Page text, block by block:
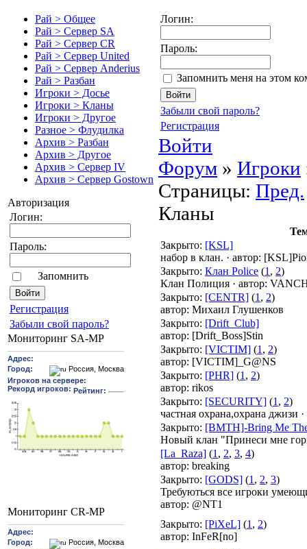
Рай > Общее
Рай > Сервер SA
Рай > Сервер CR
Рай > Сервер United
Рай > Сервер Anderius
Рай > Разбан
Игроки > Досье
Игроки > Кланы
Игроки > Другое
Разное > Флудилка
Архив > Разбан
Архив > Другое
Архив > Сервер IV
Архив > Сервер Gostown
Авторизация
Логин:
Пароль:
Запомнить
Pегиcтрaция
Забыли свой пароль?
Мониторинг SA-MP
Мониторинг CR-MP
Логин:
Пароль:
Запомнить меня на этом
Забыли свой пароль?
Регистрация
Войти
Форум » Игроки
Страницы: Пред.
Кланы
Закрыто: [KSL]
набор в клан. · автор:
Закрыто: Клан Police (1 , 2)
Клан Полиция · автор:
Закрыто: [CENTR] (1 , 2)
автор: Михаил Глушенков
Закрыто: [Drift_Club]
автор: [Drift_Boss]Stin
Закрыто: [VICTIM] (1 , 2)
автор: [VICTIM]_G@NS
Закрыто: [PHR] (1 , 2)
автор: rikos
Закрыто: [SECURITY] (1 , 2)
частная охрана,охрана джизи ·
Закрыто: [BMTH]-Bring Me
Новый клан "Принеси мне
[La_Raza] (1 , 2, 3, 4)
автор: breaking
Закрыто: [GODS] (1 , 2, 3)
Требуються все игроки
автор: @NT1
Закрыто: [PiXeL] (1 , 2)
автор: InFeR[no]